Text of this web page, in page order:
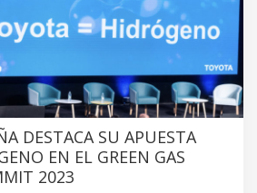
DESTACA SU APUESTA
EN EL GREEN GAS
2023